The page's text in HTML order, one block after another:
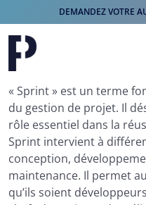
DEMANDEZ VOTRE
Aller au contenu
Navigation
« Sprint » est un terme
du gestion de projet. Il
rôle essentiel dans la
Sprint intervient à
conception,
maintenance. Il permet
qu’ils soient